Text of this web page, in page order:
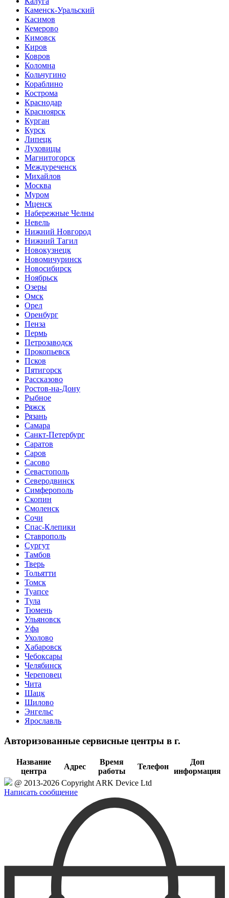
Каменск-Уральский
Касимов
Кемерово
Кимовск
Киров
Ковров
Коломна
Кольчугино
Кораблино
Кострома
Краснодар
Красноярск
Курган
Курск
Липецк
Луховицы
Магнитогорск
Междуреченск
Михайлов
Москва
Муром
Мценск
Набережные Челны
Невель
Нижний Новгород
Нижний Тагил
Новокузнецк
Новомичуринск
Новосибирск
Ноябрьск
Озеры
Омск
Орел
Оренбург
Пенза
Пермь
Петрозаводск
Прокопьевск
Псков
Пятигорск
Рассказово
Ростов-на-Дону
Рыбное
Ряжск
Рязань
Самара
Санкт-Петербург
Саратов
Саров
Сасово
Севастополь
Северодвинск
Симферополь
Скопин
Смоленск
Сочи
Спас-Клепики
Ставрополь
Сургут
Тамбов
Тверь
Тольятти
Томск
Туапсе
Тула
Тюмень
Ульяновск
Уфа
Ухолово
Хабаровск
Чебоксары
Челябинск
Череповец
Чита
Шацк
Шилово
Энгельс
Ярославль
Авторизованные сервисные центры в г.
Название
центра
Адрес
Время
работы
Телефон
Доп
информация
@ 2013-2026 Copyright ARK Device Ltd
Написать сообщение